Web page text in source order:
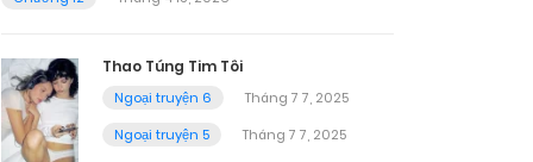
Thao Túng Tim Tôi
Ngoại truyện 6
Tháng 7 7, 2025
Ngoại truyện 5
Tháng 7 7, 2025